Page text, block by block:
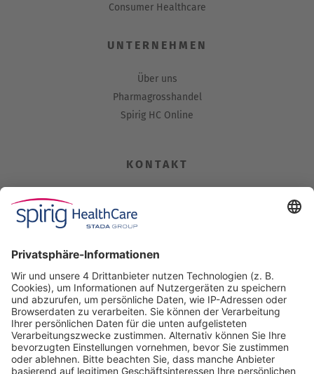
Consumer Healthcare
UNTERNEHMEN
Über uns
Pharmagrosshandel
Spirig HC Online
KONTAKT
Industriestrasse 30
CH-4622 Egerkingen
Tel. +41 62 388 85 00
info@spirig-healthcare.ch
Pharmakovigilanz
Für Meldungen von unerwünschten Arzneimittelwirkungen zu
einem Medikament von Spirig HealthCare AG
Tel. +41 62 388 85 88